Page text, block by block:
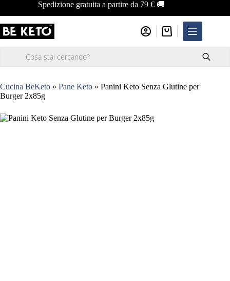
contenuto
Spedizione gratuita a partire da 79 € 🚚
Carrello
Cucina BeKeto » Pane Keto » Panini Keto Senza Glutine per
Burger 2x85g